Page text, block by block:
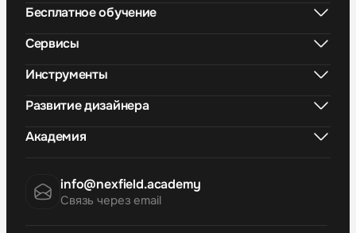
info@nexfield.academy
Связь через email
Бесплатное обучение
Сервисы
Инструменты
Развитие дизайнера
Академия